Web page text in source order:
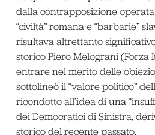
dalla contrapposizione
“civiltà” romana e “barbarie”
risultava altrettanto
storico Piero Melograni (Forza
entrare nel merito delle
sottolineò il “valore politico”
ricondotto all’idea di una
dei Democratici di Sinistra,
storico del recente passato.